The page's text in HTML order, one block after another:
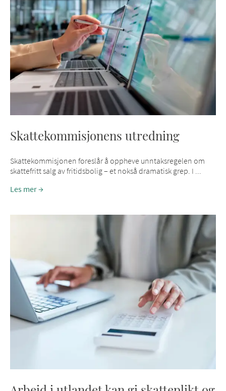
Skattekommisjonens utredning
Skattekommisjonen foreslår å oppheve unntaksregelen om
skattefritt salg av fritidsbolig – et nokså dramatisk grep. I ...
Les mer